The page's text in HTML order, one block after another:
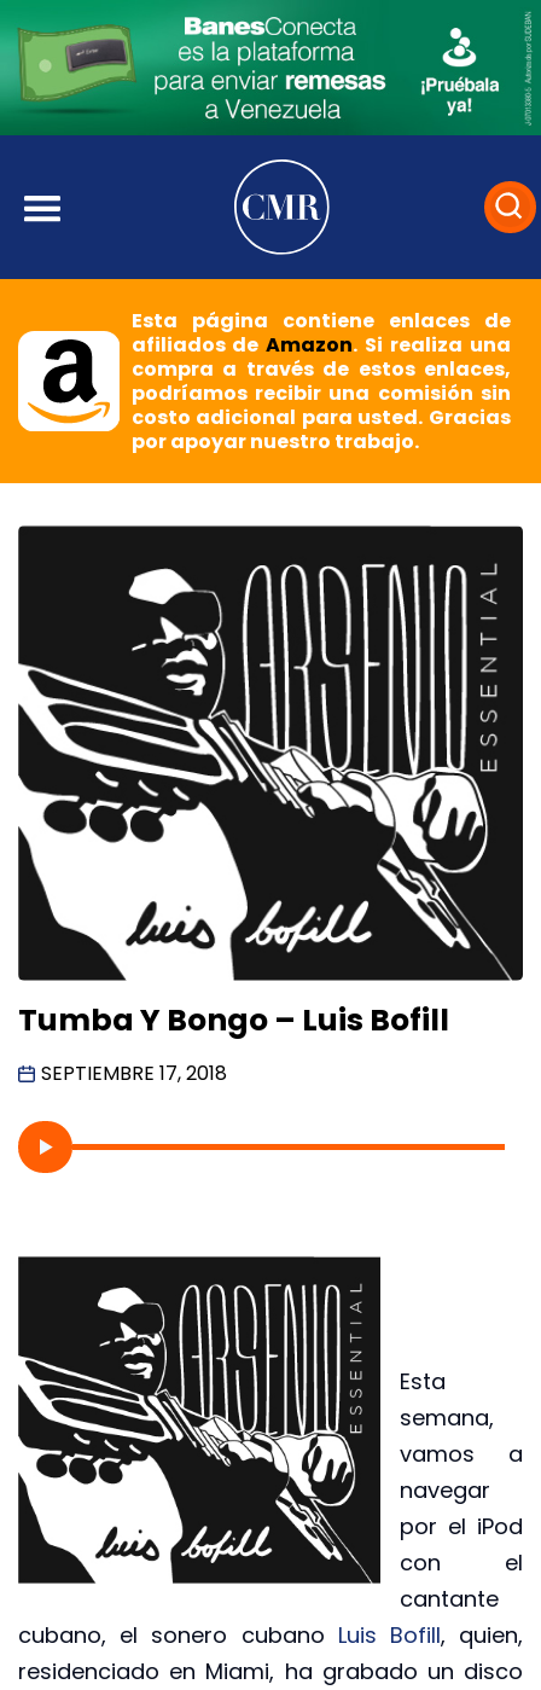
Esta página contiene enlaces de
afiliados deAmazon. Si realiza una
compra a través de estos enlaces,
podríamos recibir una comisión sin
costo adicional para usted. Gracias
por apoyar nuestro trabajo.
Tumba Y Bongo – Luis Bofill
SEPTIEMBRE 17, 2018
Esta
semana,
vamos a
navegar
por el iPod
con el
cantante
cubano, el sonero cubano Luis Bofill, quien,
residenciado en Miami, ha grabado un disco